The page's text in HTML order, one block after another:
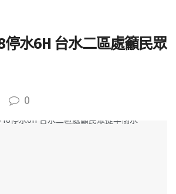
水6H 台水二區處籲民眾
0